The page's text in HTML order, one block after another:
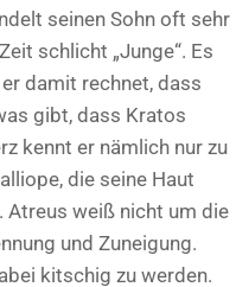
seinen Sohn oft sehr
schlicht „Junge“. Es
damit rechnet, dass
gibt, dass Kratos
kennt er nämlich nur zu
die seine Haut
Atreus weiß nicht um die
und Zuneigung.
kitschig zu werden.